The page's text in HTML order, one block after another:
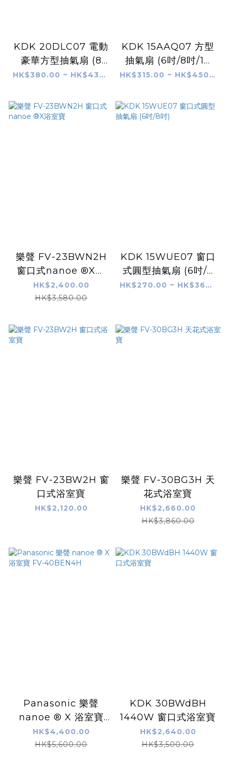
KDK 20DLC07 電動
豪華方型抽氣扇 (8
吋/10吋)
HK$380.00 ~ HK$430.00
KDK 15AAQ07 方型
抽氣扇 (6吋/8吋/10
吋/12吋)
HK$315.00 ~ HK$450.00
樂聲 FV-23BWN2H
窗口式nanoe ®X浴
室寶
HK$2,400.00
HK$3,580.00
KDK 15WUE07 窗口
式圓型抽氣扇 (6吋/8
吋)
HK$270.00 ~ HK$360.00
樂聲 FV-23BW2H 窗
口式浴室寶
HK$2,120.00
樂聲 FV-30BG3H 天
花式浴室寶
HK$2,660.00
HK$3,860.00
Panasonic 樂聲
nanoe ® X 浴室寶
FV-40BEN4H
HK$4,400.00
HK$5,600.00
KDK 30BWdBH
1440W 窗口式浴室寶
HK$2,640.00
HK$3,500.00